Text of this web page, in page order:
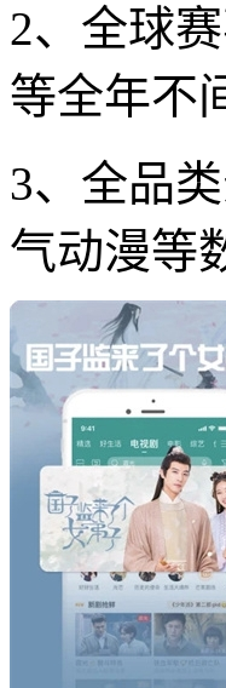
2、全球
等全年不
3、全品
气动漫等